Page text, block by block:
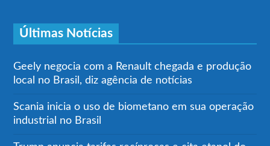
Últimas Notícias
Geely negocia com a Renault chegada e produção
local no Brasil, diz agência de notícias
Scania inicia o uso de biometano em sua operação
industrial no Brasil